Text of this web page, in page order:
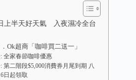
上半天好天氣 入夜濕冷全台
Ok超商「咖啡買二送一」
全家春節咖啡優惠
第二階段$5,000消費券月尾到期 八
日起領取